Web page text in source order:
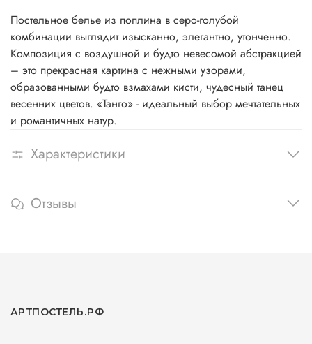
Постельное белье из поплина в серо-голубой
комбинации выглядит изысканно, элегантно, утонченно.
Композиция с воздушной и будто невесомой абстракцией
– это прекрасная картина с нежными узорами,
образованными будто взмахами кисти, чудесный танец
весенних цветов. «Танго» - идеальный выбор мечтательных
и романтичных натур.
Характеристики
Отзывы
АРТПОСТЕЛЬ.РФ